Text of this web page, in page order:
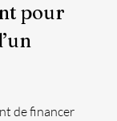
pour
de financer